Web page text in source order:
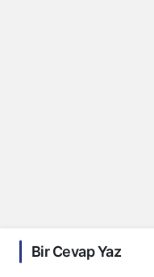
Bir Cevap Yaz